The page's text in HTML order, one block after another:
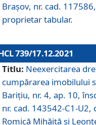
Brașov, nr. cad.
proprietar tabular.
739/17.12.2021
Titlu: Neexercitarea
cumpărarea imobilului
Barițiu, nr. 4, ap. 10,
nr. cad. 143542-C1-
Romică Mihăiță și